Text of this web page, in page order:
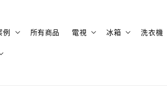
例 所有商品 電視 冰箱 洗衣機